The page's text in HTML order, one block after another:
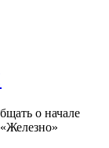
о начале